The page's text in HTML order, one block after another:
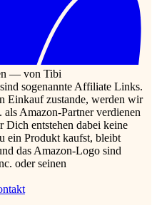
— von Tibi
sogenannte Affiliate Links.
Einkauf zustande, werden wir
Amazon-Partner verdienen
entstehen dabei keine
ein Produkt kaufst, bleibt
das Amazon-Logo sind
oder seinen